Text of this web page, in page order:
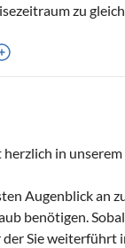
zu
in
Augenblick an
benötigen.
Sie weiterführt